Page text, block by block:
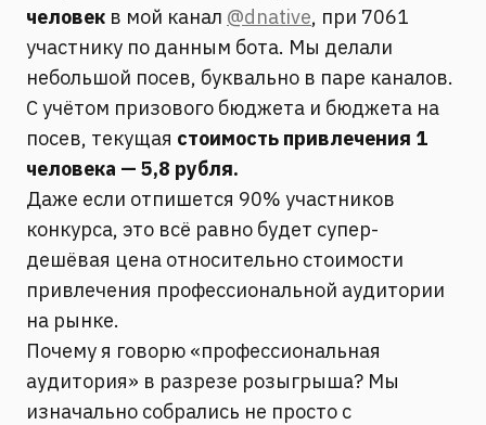
человек в мой канал @dnative, при 7061
участнику по данным бота. Мы делали
небольшой посев, буквально в паре каналов.
С учётом призового бюджета и бюджета на
посев, текущая стоимость привлечения 1
человека — 5,8 рубля.
Даже если отпишется 90% участников
конкурса, это всё равно будет супер-
дешёвая цена относительно стоимости
привлечения профессиональной аудитории
на рынке.
Почему я говорю «профессиональная
аудитория» в разрезе розыгрыша? Мы
изначально собрались не просто с